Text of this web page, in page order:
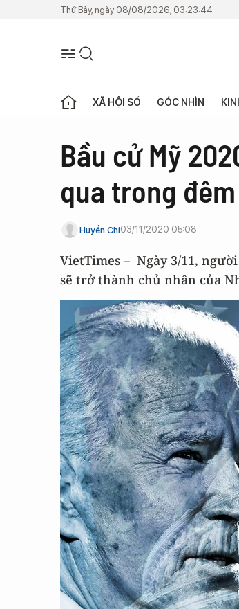
Thứ Bảy, ngày 08/08/2026, 03:23:44
XÃ HỘI SỐ GÓC NHÌN
Bầu cử Mỹ
qua trong đêm
Huyền Chi03/11/2020 05:08
VietTimes – Ngày 3/11,
sẽ trở thành chủ nhân của